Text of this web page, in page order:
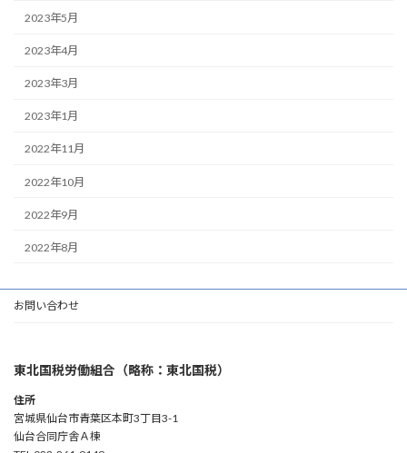
2023年5月
2023年4月
2023年3月
2023年1月
2022年11月
2022年10月
2022年9月
2022年8月
お問い合わせ
東北国税労働組合（略称：東北国税）
住所
宮城県仙台市青葉区本町3丁目3-1
仙台合同庁舎Ａ棟